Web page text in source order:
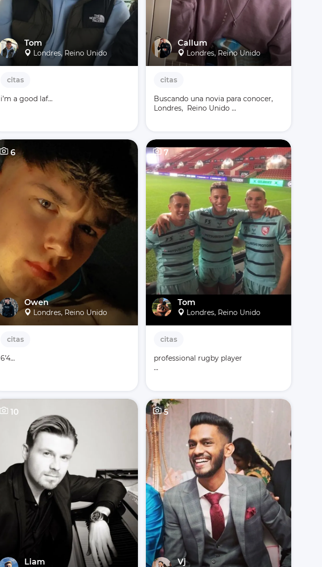
Tom
Londres, Reino Unido
citas
i’m a good laf...
Callum
Londres, Reino Unido
citas
Buscando una novia para conocer,
Londres,  Reino Unido ...
6
Owen
Londres, Reino Unido
citas
6’4...
7
Tom
Londres, Reino Unido
citas
professional rugby player
...
10
Liam
5
Vj